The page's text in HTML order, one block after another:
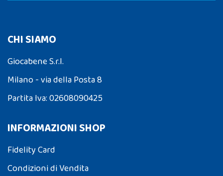
CHI SIAMO
Giocabene S.r.l.
Milano - via della Posta 8
Partita Iva: 02608090425
INFORMAZIONI SHOP
Fidelity Card
Condizioni di Vendita